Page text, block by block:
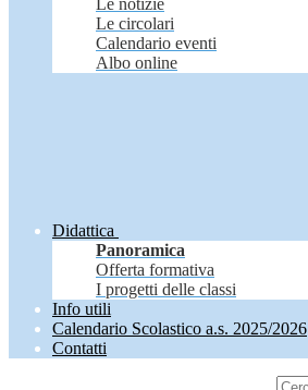
Le notizie
Le circolari
Calendario eventi
Albo online
Didattica
Panoramica
Offerta formativa
I progetti delle classi
Info utili
Calendario Scolastico a.s. 2025/2026
Contatti